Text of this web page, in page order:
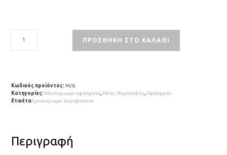
ΠΡΟΣΘΉΚΗ ΣΤΟ ΚΑΛΆΘΙ
Κωδικός προϊόντος: Μ/Δ
Κατηγορίες: Μονόχρωμα υφάσματα, Νέες Παραλαβές,Υφάσματα
Ετικέτα: μονοχρωμο καραβοπανο
Περιγραφή